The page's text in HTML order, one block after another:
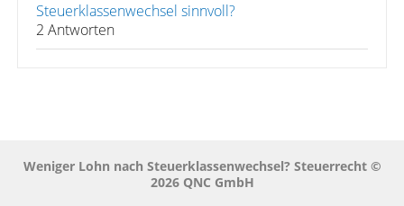
Steuerklassenwechsel sinnvoll?
2 Antworten
Weniger Lohn nach Steuerklassenwechsel? Steuerrecht ©
2026 QNC GmbH